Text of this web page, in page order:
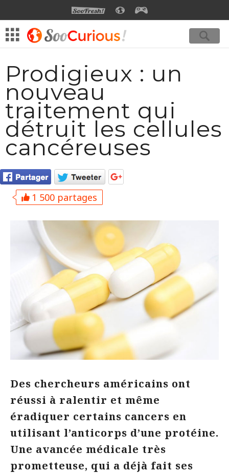
SOOFRESHSOOCURIOUS
Prodigieux : un
nouveau
traitement qui
détruit les cellules
cancéreuses
1 500 partages
Des chercheurs américains ont
réussi à ralentir et même
éradiquer certains cancers en
utilisant l’anticorps d’une protéine.
Une avancée médicale très
prometteuse, qui a déjà fait ses